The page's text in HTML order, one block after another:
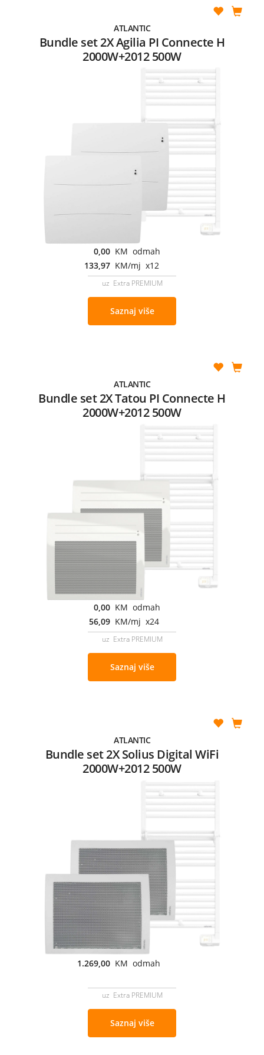
ATLANTIC
Bundle set 2X Agilia PI Connecte H
2000W+2012 500W
0,00 KM odmah
133,97 KM/mj x12
uz Extra PREMIUM
Saznaj više
ATLANTIC
Bundle set 2X Tatou PI Connecte H
2000W+2012 500W
0,00 KM odmah
56,09 KM/mj x24
uz Extra PREMIUM
Saznaj više
ATLANTIC
Bundle set 2X Solius Digital WiFi
2000W+2012 500W
1.269,00 KM odmah
uz Extra PREMIUM
Saznaj više